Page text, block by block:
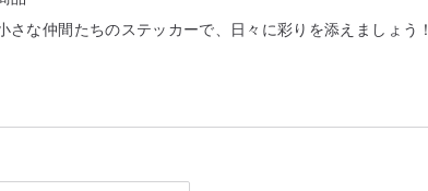
さな仲間たちのステッカーで、日々に彩りを添えましょう！